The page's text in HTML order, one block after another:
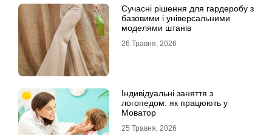
Сучасні рішення для гардеробу з
базовими і універсальними
моделями штанів
26 Травня, 2026
Індивідуальні заняття з
логопедом: як працюють у
Моватор
25 Травня, 2026